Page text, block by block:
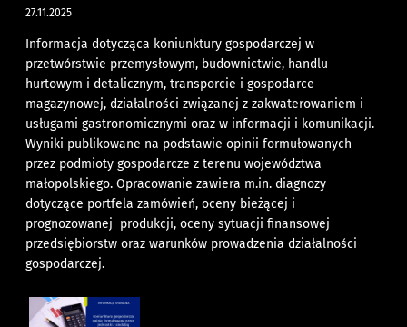
27.11.2025
Informacja dotycząca koniunktury gospodarczej w
przetwórstwie przemysłowym, budownictwie, handlu
hurtowym i detalicznym, transporcie i gospodarce
magazynowej, działalności związanej z zakwaterowaniem i
usługami gastronomicznymi oraz w informacji i komunikacji.
Wyniki publikowane na podstawie opinii formułowanych
przez podmioty gospodarcze z terenu województwa
małopolskiego. Opracowanie zawiera m.in. diagnozy
dotyczące portfela zamówień, oceny bieżącej i
prognozowanej produkcji, oceny sytuacji finansowej
przedsiębiorstw oraz warunków prowadzenia działalności
gospodarczej.